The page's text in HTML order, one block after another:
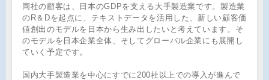
同社の顧客は、日本のGDPを支える大手製造業です。製造業
のR＆Dを起点に、テキストデータを活用した、新しい顧客価
値創出のモデルを日本から生み出したいと考えています。そ
のモデルを日本企業全体、そしてグローバル企業にも展開し
ていく予定です。
国内大手製造業を中心にすでに200社以上での導入が進んで